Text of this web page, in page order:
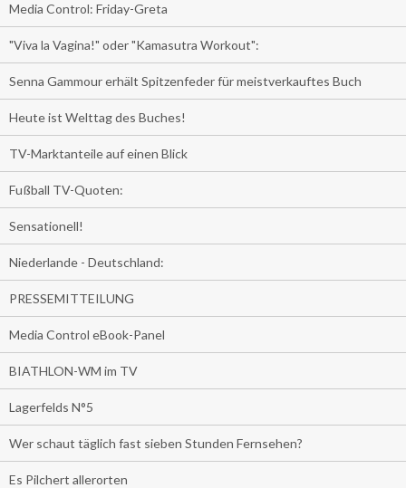
Media Control: Friday-Greta
"Viva la Vagina!" oder "Kamasutra Workout":
Senna Gammour erhält Spitzenfeder für meistverkauftes Buch
Heute ist Welttag des Buches!
TV-Marktanteile auf einen Blick
Fußball TV-Quoten:
Sensationell!
Niederlande - Deutschland:
PRESSEMITTEILUNG
Media Control eBook-Panel
BIATHLON-WM im TV
Lagerfelds N°5
Wer schaut täglich fast sieben Stunden Fernsehen?
Es Pilchert allerorten